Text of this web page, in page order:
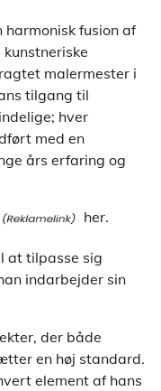
harmonisk fusion af
malermester i
tilgang til
hver
med en
års erfaring og
her.
at tilpasse sig
indarbejder sin
der både
en høj standard.
element af hans